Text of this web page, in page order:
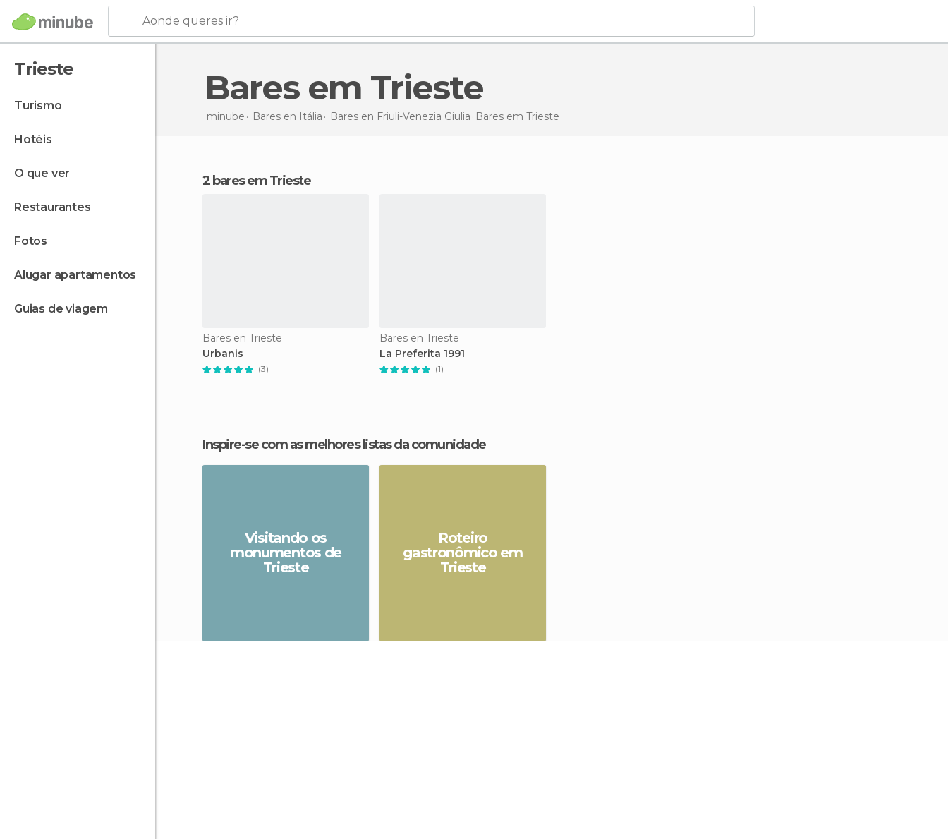
Aonde queres ir?
Trieste
turismo
hotéis
o que ver
restaurantes
fotos
alugar apartamentos
guias de viagem
Bares em Trieste
minube Bares en Itália Bares en Friuli-Venezia Giulia Bares em Trieste
2 bares em Trieste
Bares en Trieste
Urbanis
(3)
Bares en Trieste
La Preferita 1991
(1)
Inspire-se com as melhores listas da comunidade
Visitando os
monumentos de
Trieste
Roteiro
gastronômico em
Trieste